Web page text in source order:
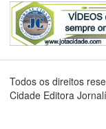
Todos os direitos
Cidade Editora